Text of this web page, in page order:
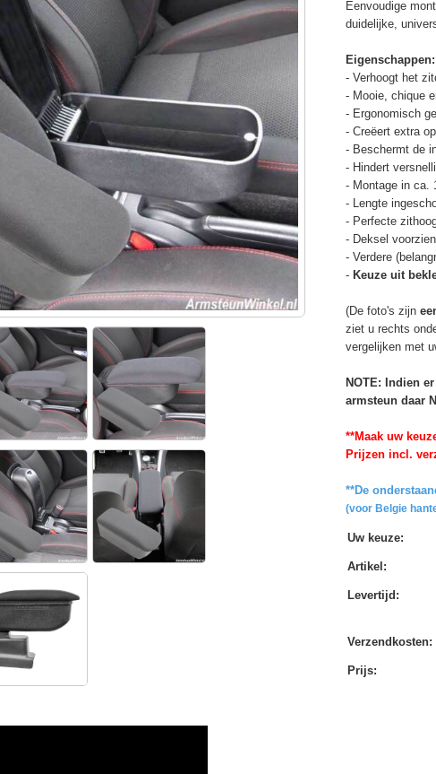
Eenvoudige
duidelijke,
Eigenschappen:
- Verhoogt het
- Mooie, chique
- Ergonomisch
- Creëert extra
- Beschermt de
- Hindert
- Montage in ca.
- Lengte
- Perfecte
- Deksel
- Verdere
- Keuze uit
(De foto's zijn
ziet u rechts
vergelijken met
NOTE: Indien
armsteun daar
**Maak uw
Prijzen incl.
**De
(voor Belgie
Uw keuze:
Artikel :
Levertijd :
Verzendkosten:
Prijs: